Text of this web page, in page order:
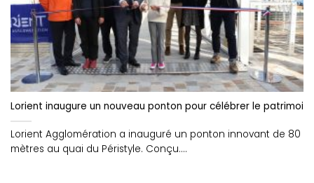
Lorient inaugure un nouveau ponton pour célébrer le
Lorient Agglomération a inauguré un ponton innovant de 80
mètres au quai du Péristyle. Conçu....